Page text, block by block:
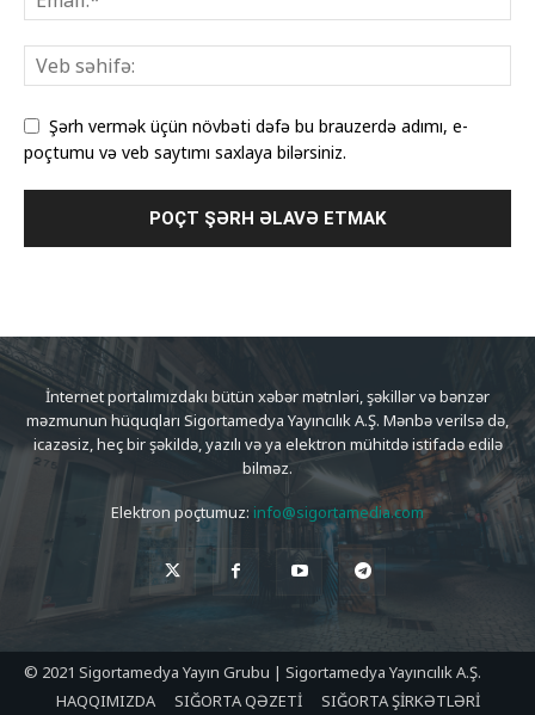
Şərh vermək üçün növbəti dəfə bu brauzerdə adımı, e-
poçtumu və veb saytımı saxlaya bilərsiniz.
İnternet portalımızdakı bütün xəbər mətnləri, şəkillər və bənzər
məzmunun hüquqları Sigortamedya Yayıncılık A.Ş. Mənbə verilsə də,
icazəsiz, heç bir şəkildə, yazılı və ya elektron mühitdə istifadə edilə
bilməz.
Elektron poçtumuz: info@sigortamedia.com
© 2021 Sigortamedya Yayın Grubu | Sigortamedya Yayıncılık A.Ş.
HAQQIMIZDA
SIĞORTA QƏZETİ SIĞORTA ŞİRKƏTLƏRİ